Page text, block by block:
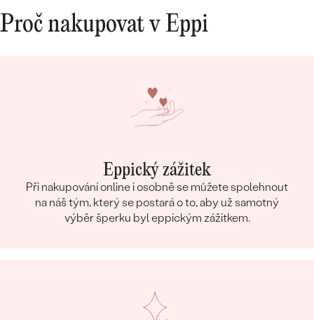
Proč nakupovat v Eppi
Eppický zážitek
Při nakupování online i osobně se můžete spolehnout
na náš tým, který se postará o to, aby už samotný
výběr šperku byl eppickým zážitkem.